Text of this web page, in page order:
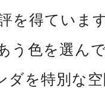
を得ていま
う色を選ん
ダを特別な